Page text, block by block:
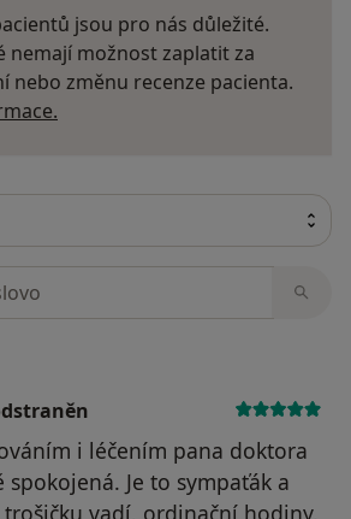
jsou pro nás důležité.
nemají možnost zaplatit za
nebo změnu recenze pacienta.
i léčením pana doktora
Je to sympaťák a